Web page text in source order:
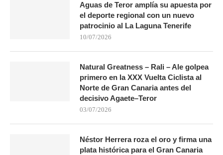
Aguas de Teror amplía su apuesta por
el deporte regional con un nuevo
patrocinio al La Laguna Tenerife
10/07/2026
Natural Greatness – Rali – Ale golpea
primero en la XXX Vuelta Ciclista al
Norte de Gran Canaria antes del
decisivo Agaete–Teror
03/07/2026
Néstor Herrera roza el oro y firma una
plata histórica para el Gran Canaria